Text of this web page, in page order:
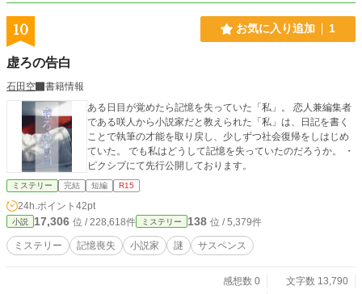
10 お気に入り追加 1
虚ろの告白
石田空
書籍情報
ある日目が覚めたら記憶を失っていた「私」。 恋人兼編集者
である咲人から小説家だと教えられた「私」は、日記を書く
ことで執筆の才能を取り戻し、少しずつ社会復帰をしはじめ
ていた。 でも私はどうして記憶を失っていたのだろうか。 ・
ピクシブにて先行公開しております。
ミステリー 完結 短編 R15
24h.ポイント 42pt
小説 17,306 位 / 228,618件 ミステリー 138 位 / 5,379件
ミステリー 記憶喪失 小説家 謎 サスペンス
感想数 0
文字数 13,790